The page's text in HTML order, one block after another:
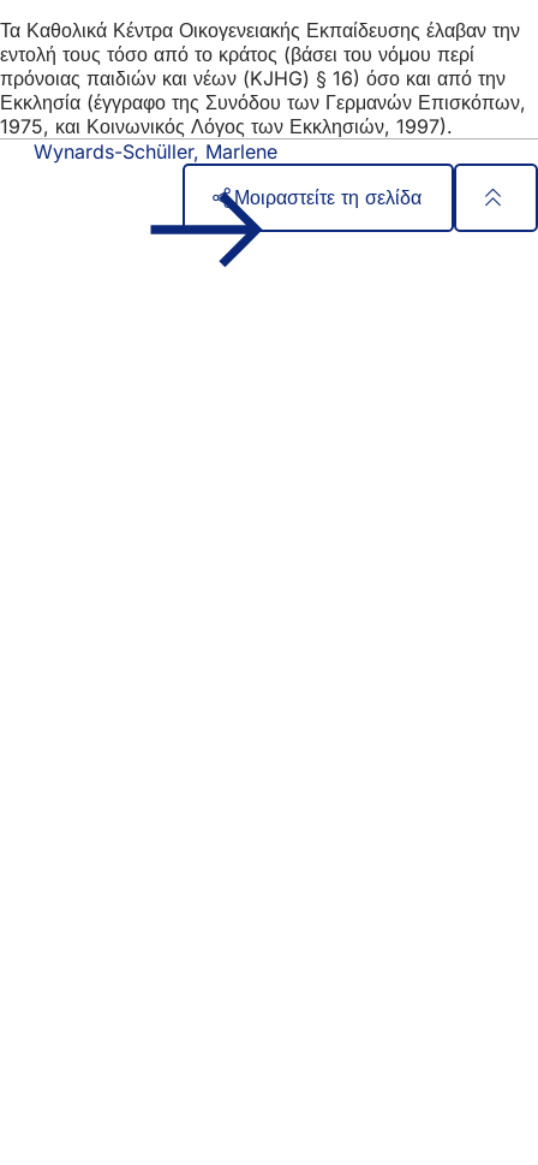
Τα Καθολικά Κέντρα Οικογενειακής Εκπαίδευσης έλαβαν την
εντολή τους τόσο από το κράτος (βάσει του νόμου περί
πρόνοιας παιδιών και νέων (KJHG) § 16) όσο και από την
Εκκλησία (έγγραφο της Συνόδου των Γερμανών Επισκόπων,
1975, και Κοινωνικός Λόγος των Εκκλησιών, 1997).
Wynards-Schüller, Marlene
Μοιραστείτε τη σελίδα